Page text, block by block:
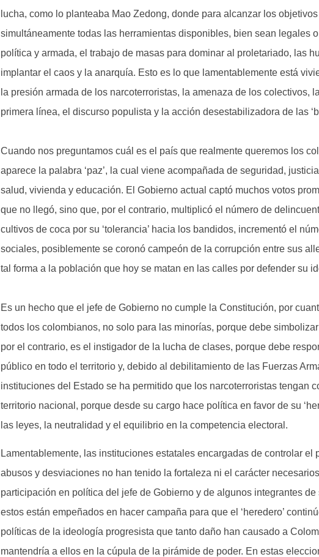
lucha, como lo planteaba Mao Zedong, donde para alcanzar los
simultáneamente todas las herramientas disponibles, bien sean legales
política y armada, el trabajo de masas para dominar al proletariado, las
implantar el caos y la anarquía. Esto es lo que lamentablemente está
la presión armada de los narcoterroristas, la amenaza de los colectivos,
primera línea, el discurso populista y la acción desestabilizadora de las
Cuando nos preguntamos cuál es el país que realmente queremos los
aparece la palabra ‘paz’, la cual viene acompañada de seguridad,
salud, vivienda y educación. El Gobierno actual captó muchos votos
que no llegó, sino que, por el contrario, multiplicó el número de
cultivos de coca por su ‘tolerancia’ hacia los bandidos, incrementó el
sociales, posiblemente se coronó campeón de la corrupción entre sus
tal forma a la población que hoy se matan en las calles por defender su
Es un hecho que el jefe de Gobierno no cumple la Constitución, por
todos los colombianos, no solo para las minorías, porque debe
por el contrario, es el instigador de la lucha de clases, porque debe
público en todo el territorio y, debido al debilitamiento de las Fuerzas
instituciones del Estado se ha permitido que los narcoterroristas tengan
territorio nacional, porque desde su cargo hace política en favor de su
las leyes, la neutralidad y el equilibrio en la competencia electoral.
Lamentablemente, las instituciones estatales encargadas de controlar el
abusos y desviaciones no han tenido la fortaleza ni el carácter
participación en política del jefe de Gobierno y de algunos integrantes
estos están empeñados en hacer campaña para que el ‘heredero’
políticas de la ideología progresista que tanto daño han causado a
mantendría a ellos en la cúpula de la pirámide de poder. En estas